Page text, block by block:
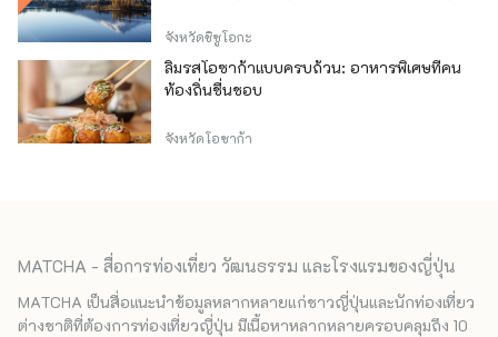
จังหวัดชิซูโอกะ
ลิ้มรสโอซาก้าแบบครบถ้วน: อาหารพิเศษที่คน
ท้องถิ่นชื่นชอบ
จังหวัดโอซาก้า
MATCHA - สื่อการท่องเที่ยว วัฒนธรรม และโรงแรมของญี่ปุ่น
MATCHA เป็นสื่อแนะนำข้อมูลหลากหลายแก่ชาวญี่ปุ่นและนักท่องเที่ยว
ต่างชาติที่ต้องการท่องเที่ยวญี่ปุ่น มีเนื้อหาหลากหลายครอบคลุมถึง 10